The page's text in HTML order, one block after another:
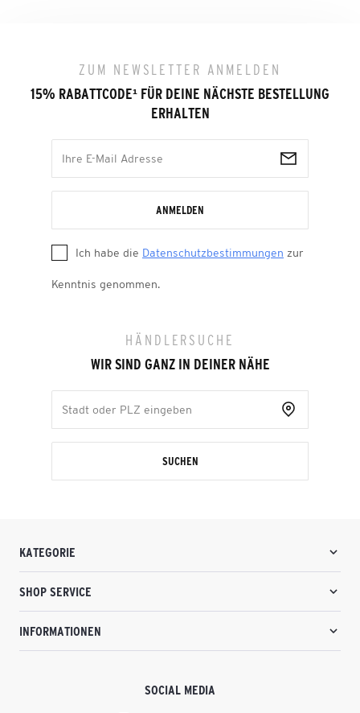
ZUM NEWSLETTER ANMELDEN
15% RABATTCODE¹ FÜR DEINE NÄCHSTE BESTELLUNG
ERHALTEN
ANMELDEN
Ich habe die Datenschutzbestimmungen zur
Kenntnis genommen.
HÄNDLERSUCHE
WIR SIND GANZ IN DEINER NÄHE
SUCHEN
KATEGORIE
SHOP SERVICE
INFORMATIONEN
SOCIAL MEDIA